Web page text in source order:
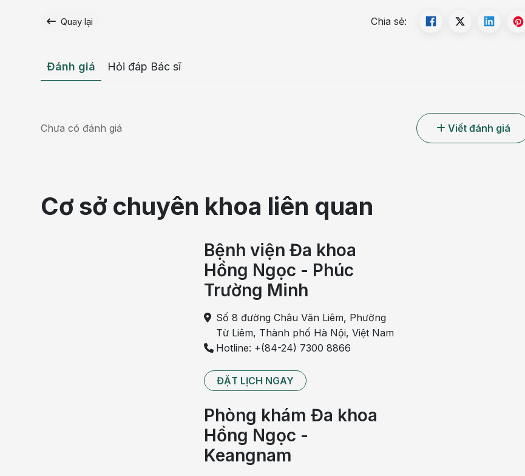
mờ dần theo thời gian.
Chốc đầu ở trẻ em không có bọng nước
Trẻ bị chốc không có bọng nước trên da đầu vẫn xuất hiện các mụn mủ. Tuy nhiên, các mụn mủ này
nhanh chóng tróc mủ, có dịch ẩm ướt tiết ra và không thấy có bọng nước.
Quay lại Chia sẻ:
Đánh giá Hỏi đáp Bác sĩ
Chưa có đánh giá Viết đánh giá
Cơ sở chuyên khoa liên quan
Bệnh viện Đa khoa
Hồng Ngọc - Phúc
Trường Minh
Số 8 đường Châu Văn Liêm, Phường
Từ Liêm, Thành phố Hà Nội, Việt Nam
Hotline: +(84-24) 7300 8866
ĐẶT LỊCH NGAY
Phòng khám Đa khoa
Hồng Ngọc -
Keangnam